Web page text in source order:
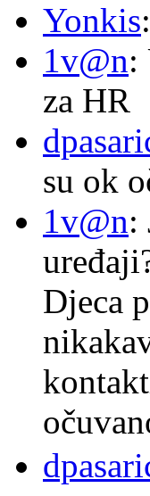
Yonkis
1v@n:
za HR
su ok
1v@n:
Djeca